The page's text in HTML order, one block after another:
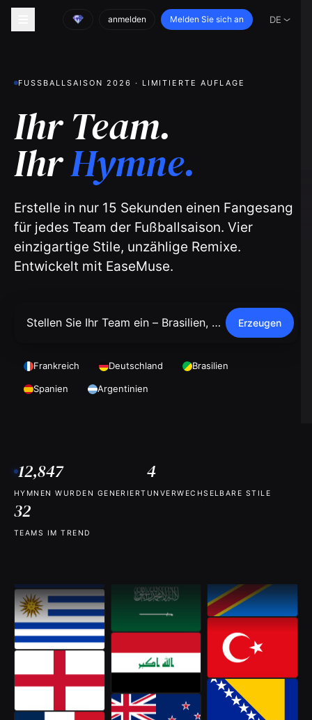
anmelden Melden Sie sich an DE
FUSSBALLSAISON 2026 · LIMITIERTE AUFLAGE
Ihr Team.
IhrHymne.
Erstelle in nur 15 Sekunden einen Fangesang
für jedes Team der Fußballsaison. Vier
einzigartige Stile, unzählige Remixe.
Entwickelt mit EaseMuse.
Erzeugen
Frankreich Deutschland Brasilien
Spanien Argentinien
12,847
HYMNEN WURDEN GENERIERT
4
UNVERWECHSELBARE STILE
32
TEAMS IM TREND